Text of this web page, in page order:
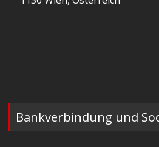
Bankverbindung und